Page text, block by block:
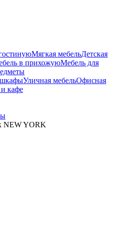
Мягкая мебельДетская
в прихожуюМебель для
шкафыУличная мебельОфисная
кафе
NEW YORK